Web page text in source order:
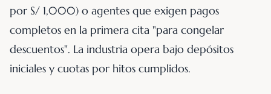
por S/ 1,000) o agentes que exigen pagos
completos en la primera cita "para congelar
descuentos". La industria opera bajo depósitos
iniciales y cuotas por hitos cumplidos.